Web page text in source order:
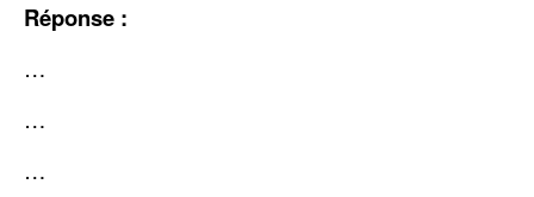
Réponse :
…
…
…